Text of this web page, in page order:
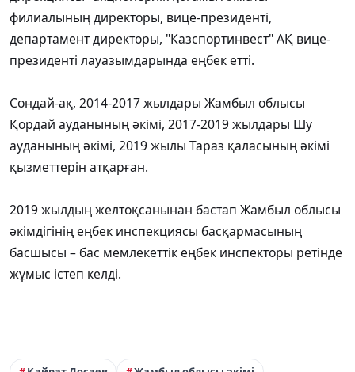
филиалының директоры, вице-президенті,
департамент директоры, "Казспортинвест" АҚ вице-
президенті лауазымдарында еңбек етті.
Сондай-ақ, 2014-2017 жылдары Жамбыл облысы
Қордай ауданының әкімі, 2017-2019 жылдары Шу
ауданының әкімі, 2019 жылы Тараз қаласының әкімі
қызметтерін атқарған.
2019 жылдың желтоқсанынан бастап Жамбыл облысы
әкімдігінің еңбек инспекциясы басқармасының
басшысы – бас мемлекеттік еңбек инспекторы ретінде
жұмыс істеп келді.